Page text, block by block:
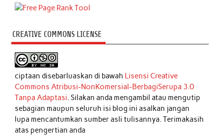
CREATIVE COMMONS LICENSE
ciptaan disebarluaskan di bawah Lisensi Creative
Commons Atribusi-NonKomersial-BerbagiSerupa 3.0
Tanpa Adaptasi . Silakan anda mengambil atau mengutip
sebagian maupun seluruh isi blog ini asalkan jangan
lupa mencantumkan sumber asli tulisannya. Terimakasih
atas pengertian anda